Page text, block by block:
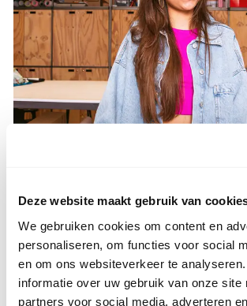
Deze website maakt gebruik van
We gebruiken cookies om content en
personaliseren, om functies voor social
en om ons websiteverkeer te
informatie over uw gebruik van onze site
partners voor social media, adverteren